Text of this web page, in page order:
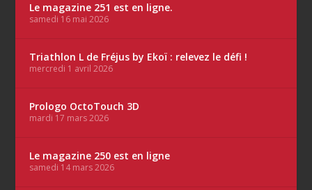
Le magazine 251 est en ligne.
samedi 16 mai 2026
Triathlon L de Fréjus by Ekoï : relevez le défi !
mercredi 1 avril 2026
Prologo OctoTouch 3D
mardi 17 mars 2026
Le magazine 250 est en ligne
samedi 14 mars 2026